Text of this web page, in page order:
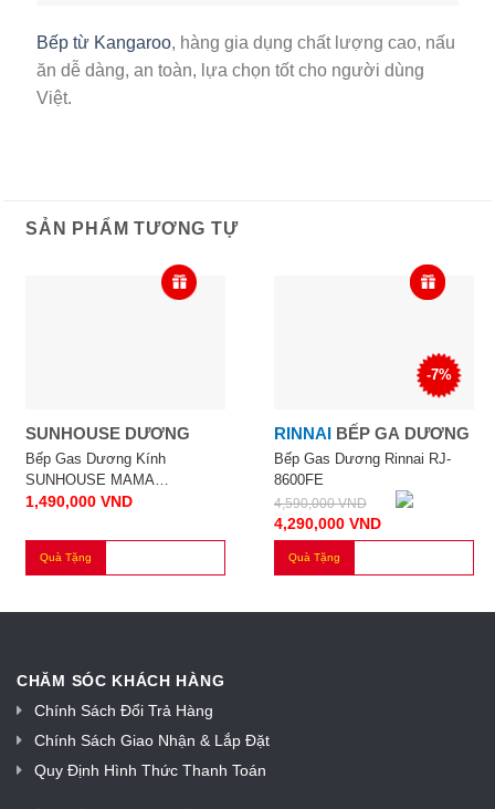
Bếp từ Kangaroo, hàng gia dụng chất lượng cao, nấu
ăn dễ dàng, an toàn, lựa chọn tốt cho người dùng
Việt.
SẢN PHẨM TƯƠNG TỰ
SUNHOUSE DƯƠNG
Bếp Gas Dương Kính
SUNHOUSE MAMA
MMB0781S
1,490,000 VND
Quà Tặng
-7%
RINNAI BẾP GA DƯƠNG
Bếp Gas Dương Rinnai RJ-
8600FE
4,590,000VND
4,290,000 VND
Quà Tặng
CHĂM SÓC KHÁCH HÀNG
Chính Sách Đổi Trả Hàng
Chính Sách Giao Nhận & Lắp Đặt
Quy Định Hình Thức Thanh Toán